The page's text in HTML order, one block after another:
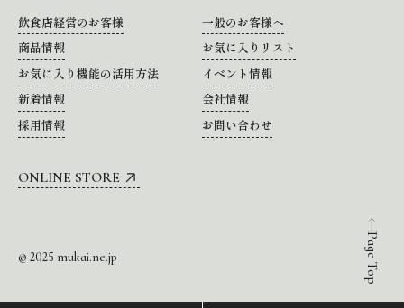
Page Top
飲食店経営のお客様
一般のお客様へ
商品情報
お気に入りリスト
お気に入り機能の活用方法
イベント情報
新着情報
会社情報
採用情報
お問い合わせ
ONLINE STORE
© 2025 mukai.ne.jp